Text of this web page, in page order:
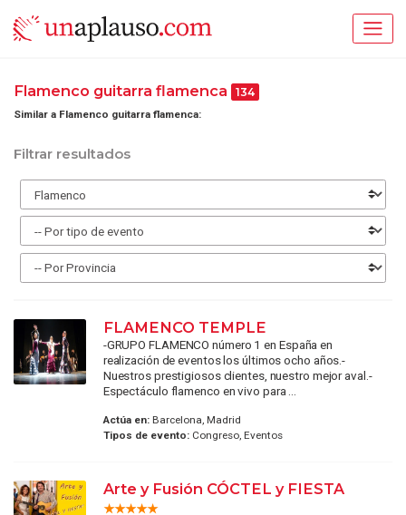
Flamenco guitarra flamenca 134
Similar a Flamenco guitarra flamenca:
Filtrar resultados
FLAMENCO TEMPLE
-GRUPO FLAMENCO número 1 en España en
realización de eventos los últimos ocho años.-
Nuestros prestigiosos clientes, nuestro mejor aval.-
Espectáculo flamenco en vivo para ...
Actúa en:Barcelona, Madrid
Tipos de evento:Congreso, Eventos
Arte y Fusión CÓCTEL y FIESTA